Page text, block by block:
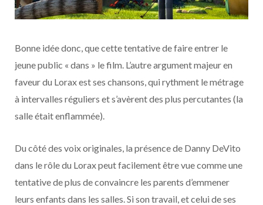
Bonne idée donc, que cette tentative de faire entrer le
jeune public « dans » le film. L’autre argument majeur en
faveur du Lorax est ses chansons, qui rythment le métrage
à intervalles réguliers et s’avèrent des plus percutantes (la
salle était enflammée).
Du côté des voix originales, la présence de Danny DeVito
dans le rôle du Lorax peut facilement être vue comme une
tentative de plus de convaincre les parents d’emmener
leurs enfants dans les salles. Si son travail, et celui de ses